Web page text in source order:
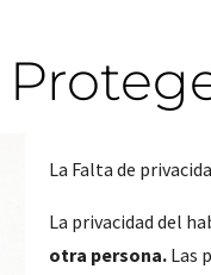
La Falta de
La privacidad del
otra persona.Las